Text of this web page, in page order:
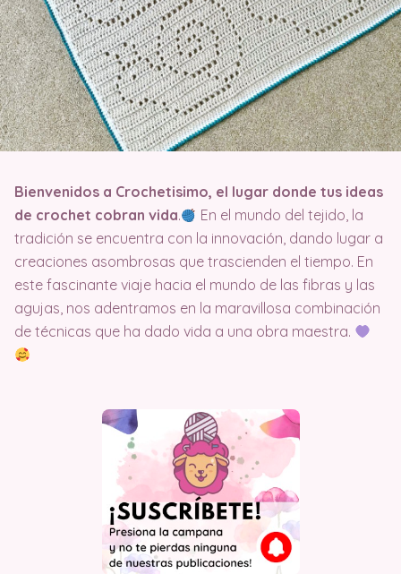
Bienvenidos a Crochetisimo, el lugar donde tus ideas
de crochet cobran vida.
En el mundo del tejido, la
tradición se encuentra con la innovación, dando lugar a
creaciones asombrosas que trascienden el tiempo. En
este fascinante viaje hacia el mundo de las fibras y las
agujas, nos adentramos en la maravillosa combinación
de técnicas que ha dado vida a una obra maestra.